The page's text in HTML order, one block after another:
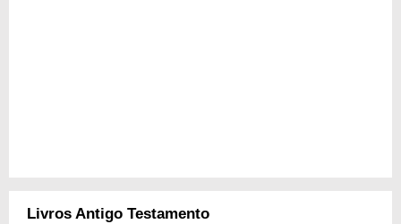
Livros Antigo Testamento